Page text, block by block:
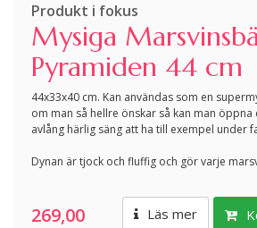
Produkt i fokus
Mysiga
Pyramiden 44 cm
44x33x40 cm. Kan användas som en
om man så hellre önskar så kan man
avlång härlig säng att ha till exempel under
Dynan är tjock och fluffig och gör varje
269,00
Läs mer